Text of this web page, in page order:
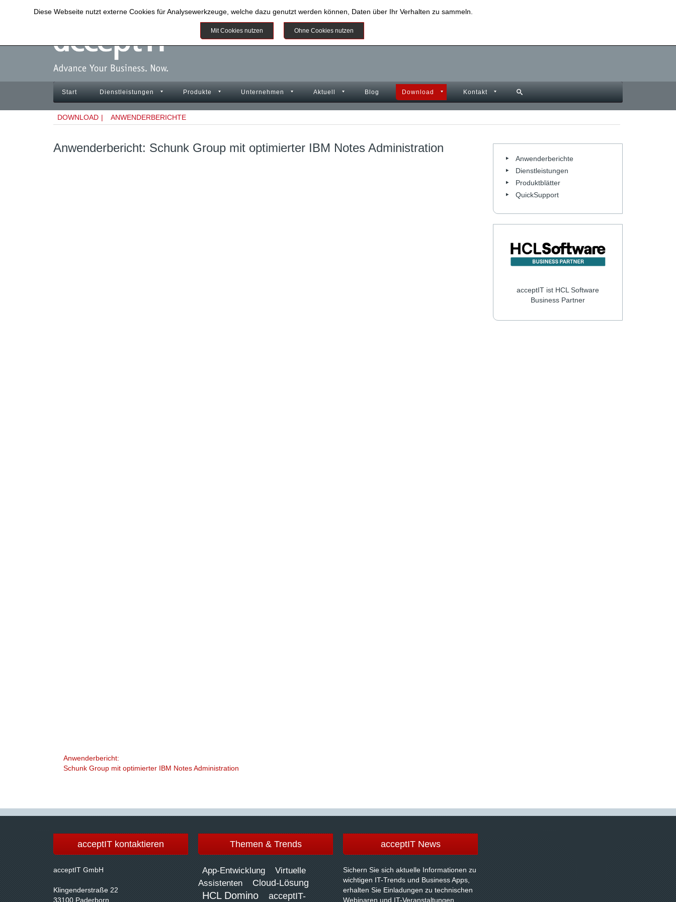
Start Dienstleistungen Produkte Unternehmen Aktuell Blog Download Kontakt
DOWNLOAD | ANWENDERBERICHTE
Anwenderbericht: Schunk Group mit optimierter IBM Notes Administration
Anwenderbericht:
Schunk Group mit optimierter IBM Notes Administration
Anwenderberichte
Dienstleistungen
Produktblätter
QuickSupport
acceptIT ist HCL Software
Business Partner
acceptIT kontaktieren
acceptIT GmbH
Klingenderstraße 22
33100 Paderborn
Themen & Trends
App-Entwicklung
Virtuelle
Assistenten
Cloud-Lösung
HCL Domino acceptIT-
acceptIT News
Sichern Sie sich aktuelle Informationen zu
wichtigen IT-Trends und Business Apps,
erhalten Sie Einladungen zu technischen
Webinaren und IT-Veranstaltungen.
Diese Webseite nutzt externe Cookies für Analysewerkzeuge, welche dazu genutzt werden können, Daten über Ihr Verhalten zu sammeln.
Mit Cookies nutzen Ohne Cookies nutzen